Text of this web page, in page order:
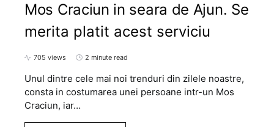
Mos Craciun in seara de Ajun. Se
merita platit acest serviciu
705 views 2 minute read
Unul dintre cele mai noi trenduri din zilele noastre,
consta in costumarea unei persoane intr-un Mos
Craciun, iar…